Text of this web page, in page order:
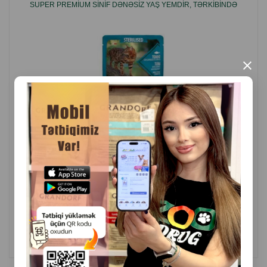
×
SUPER PREMIUM SINIF DƏNƏSIZ YAŞ YEMDIR, TƏRKIBINDƏ
( Rəylər)
Çəki Qiymət
Almaq
0.85 gr (pauç)
2.20
ALMAQ